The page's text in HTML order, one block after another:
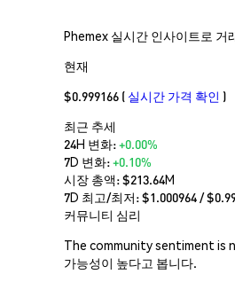
Phemex 실시간 인사이트로 거
현재
$0.999166 ( 실시간 가격 확인 )
최근 추세
24H 변화:+0.00%
7D 변화:+0.10%
시장 총액:$213.64M
7D 최고/최저: $1.000964/ $
커뮤니티 심리
The community sentiment is
가능성이 높다고 봅니다.